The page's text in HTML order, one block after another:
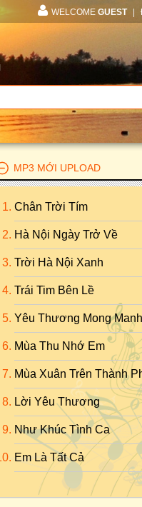
WELCOME GUEST
MP3 MỚI UPLOAD
Chân Trời Tím
Hà Nội Ngày Trở Về
Trời Hà Nội Xanh
Trái Tim Bên Lề
Yêu Thương Mong Manh
Mùa Thu Nhớ Em
Mùa Xuân Trên Thành
Lời Yêu Thương
Như Khúc Tình Ca
Em Là Tất Cả